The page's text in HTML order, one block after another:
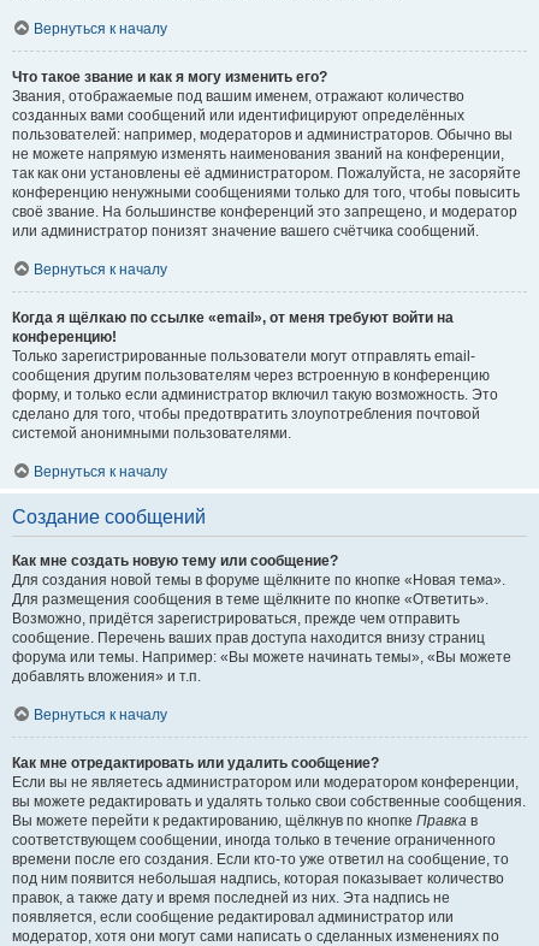
Вернуться к началу
Что такое звание и как я могу изменить его?
Звания, отображаемые под вашим именем, отражают количество
созданных вами сообщений или идентифицируют определённых
пользователей: например, модераторов и администраторов. Обычно вы
не можете напрямую изменять наименования званий на конференции,
так как они установлены её администратором. Пожалуйста, не засоряйте
конференцию ненужными сообщениями только для того, чтобы повысить
своё звание. На большинстве конференций это запрещено, и модератор
или администратор понизят значение вашего счётчика сообщений.
Вернуться к началу
Когда я щёлкаю по ссылке «email», от меня требуют войти на
конференцию!
Только зарегистрированные пользователи могут отправлять email-
сообщения другим пользователям через встроенную в конференцию
форму, и только если администратор включил такую возможность. Это
сделано для того, чтобы предотвратить злоупотребления почтовой
системой анонимными пользователями.
Вернуться к началу
Создание сообщений
Как мне создать новую тему или сообщение?
Для создания новой темы в форуме щёлкните по кнопке «Новая тема».
Для размещения сообщения в теме щёлкните по кнопке «Ответить».
Возможно, придётся зарегистрироваться, прежде чем отправить
сообщение. Перечень ваших прав доступа находится внизу страниц
форума или темы. Например: «Вы можете начинать темы», «Вы можете
добавлять вложения» и т.п.
Вернуться к началу
Как мне отредактировать или удалить сообщение?
Если вы не являетесь администратором или модератором конференции,
вы можете редактировать и удалять только свои собственные сообщения.
Вы можете перейти к редактированию, щёлкнув по кнопке Правка в
соответствующем сообщении, иногда только в течение ограниченного
времени после его создания. Если кто-то уже ответил на сообщение, то
под ним появится небольшая надпись, которая показывает количество
правок, а также дату и время последней из них. Эта надпись не
появляется, если сообщение редактировал администратор или
модератор, хотя они могут сами написать о сделанных изменениях по